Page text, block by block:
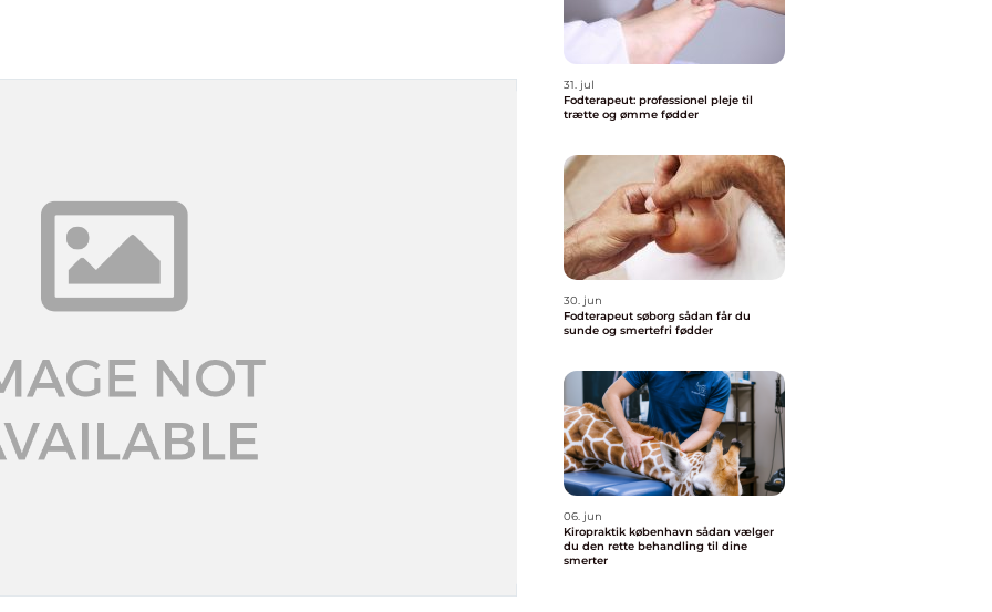
31. jul
Fodterapeut: professionel pleje til
trætte og ømme fødder
30. jun
Fodterapeut søborg sådan får du
sunde og smertefri fødder
06. jun
Kiropraktik københavn sådan vælger
du den rette behandling til dine
smerter